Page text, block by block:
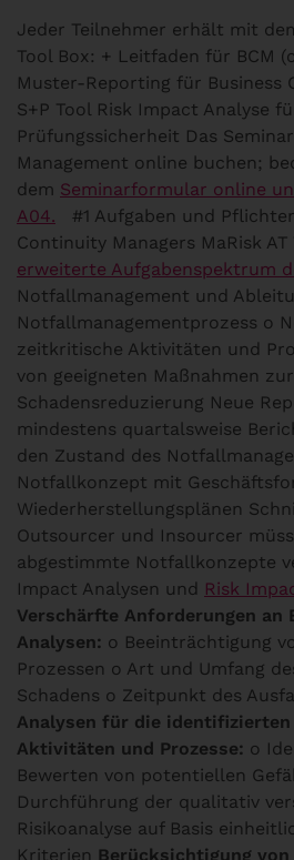
Jeder Teilnehmer erhält mit
Tool Box: + Leitfaden für BCM
Muster-Reporting für Business
S+P Tool Risk Impact Analyse
Prüfungssicherheit Das
Management online buchen;
dem Seminarformular online
A04.
#1 Aufgaben und
Continuity Managers MaRisk AT
erweiterte Aufgabenspektrum
Notfallmanagement und
Notfallmanagementprozess o
zeitkritische Aktivitäten und
von geeigneten Maßnahmen zur
Schadensreduzierung Neue
mindestens quartalsweise
den Zustand des
Notfallkonzept mit
Wiederherstellungsplänen
Outsourcer und Insourcer
abgestimmte Notfallkonzepte
Impact Analysen und Risk
Verschärfte Anforderungen an
Analysen: o Beeinträchtigung
Prozessen o Art und Umfang
Schadens o Zeitpunkt des
Analysen für die
Aktivitäten und Prozesse: o
Bewerten von potentiellen
Durchführung der qualitativ
Risikoanalyse auf Basis
Kriterien Berücksichtigung